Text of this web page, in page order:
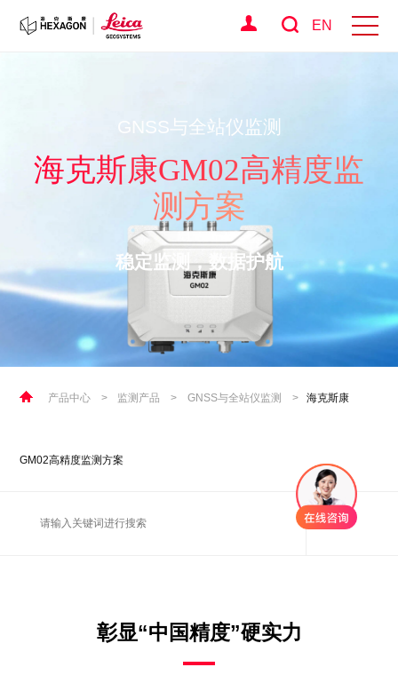
EN
GNSS与全站仪监测
海克斯康GM02高精度监
测方案
稳定监测，数据护航
产品中心 > 监测产品 > GNSS与全站仪监测 > 海克斯康
GM02高精度监测方案
彰显“中国精度”硬实力